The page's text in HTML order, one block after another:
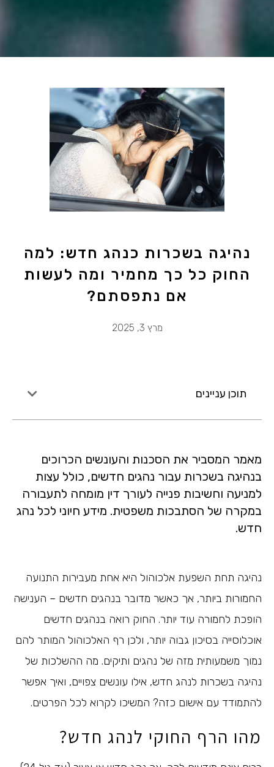
נהיגה בשכרות כנהג חדש: למה
החוק כל כך מחמיר ומה לעשות
אם נתפסתם?
מרץ 3, 2025
תוכן עניינים
מאמר המסביר את הסכנות והעונשים הכרוכים
בנהיגה בשכרות עבור נהגים חדשים, כולל עצות
למניעה וחשיבות פנייה לעורך דין מומחה לתעבורה
במקרה של הסתבכות משפטית. מידע חיוני לכל נהג
חדש.
נהיגה תחת השפעת אלכוהול היא אחת מעבירות התנועה
החמורות ביותר, אך כאשר מדובר בנהגים חדשים – הענישה
הופכת לחמורה עוד יותר. החוק רואה בנהגים חדשים
אוכלוסייה בסיכון גבוה יותר, ולכן רף האלכוהול המותר להם
נמוך משמעותית מזה של נהגים ותיקים. מה ההשלכות של
נהיגה בשכרות לנהג חדש, אילו עונשים צפויים, ואיך אפשר
להתמודד עם אישום כזה? המשיכו לקרוא לכל הפרטים.
מהו הרף החוקי לנהג חדש?